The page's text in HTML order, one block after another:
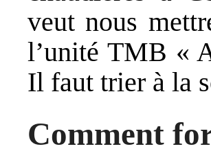
veut nous
l’unité TMB «
Il faut trier à la
Comment